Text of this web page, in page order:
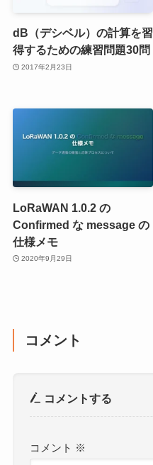
dB（デシベル）の計算を習
得するための練習問題30問
2017年2月23日
LoRaWAN 1.0.2 の
Confirmed な message の
仕様メモ
2020年9月29日
コメント
コメントする
コメント ※